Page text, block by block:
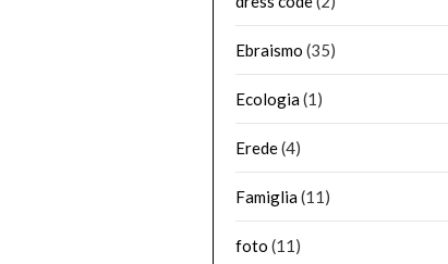
Ebraismo (35)
Ecologia(1)
Erede(4)
Famiglia(11)
foto (11)